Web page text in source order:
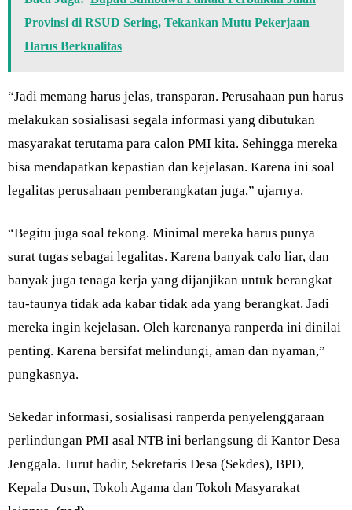
Provinsi di RSUD Sering, Tekankan Mutu Pekerjaan
Harus Berkualitas
“Jadi memang harus jelas, transparan. Perusahaan pun harus
melakukan sosialisasi segala informasi yang dibutukan
masyarakat terutama para calon PMI kita. Sehingga mereka
bisa mendapatkan kepastian dan kejelasan. Karena ini soal
legalitas perusahaan pemberangkatan juga,” ujarnya.
“Begitu juga soal tekong. Minimal mereka harus punya
surat tugas sebagai legalitas. Karena banyak calo liar, dan
banyak juga tenaga kerja yang dijanjikan untuk berangkat
tau-taunya tidak ada kabar tidak ada yang berangkat. Jadi
mereka ingin kejelasan. Oleh karenanya ranperda ini dinilai
penting. Karena bersifat melindungi, aman dan nyaman,”
pungkasnya.
Sekedar informasi, sosialisasi ranperda penyelenggaraan
perlindungan PMI asal NTB ini berlangsung di Kantor Desa
Jenggala. Turut hadir, Sekretaris Desa (Sekdes), BPD,
Kepala Dusun, Tokoh Agama dan Tokoh Masyarakat